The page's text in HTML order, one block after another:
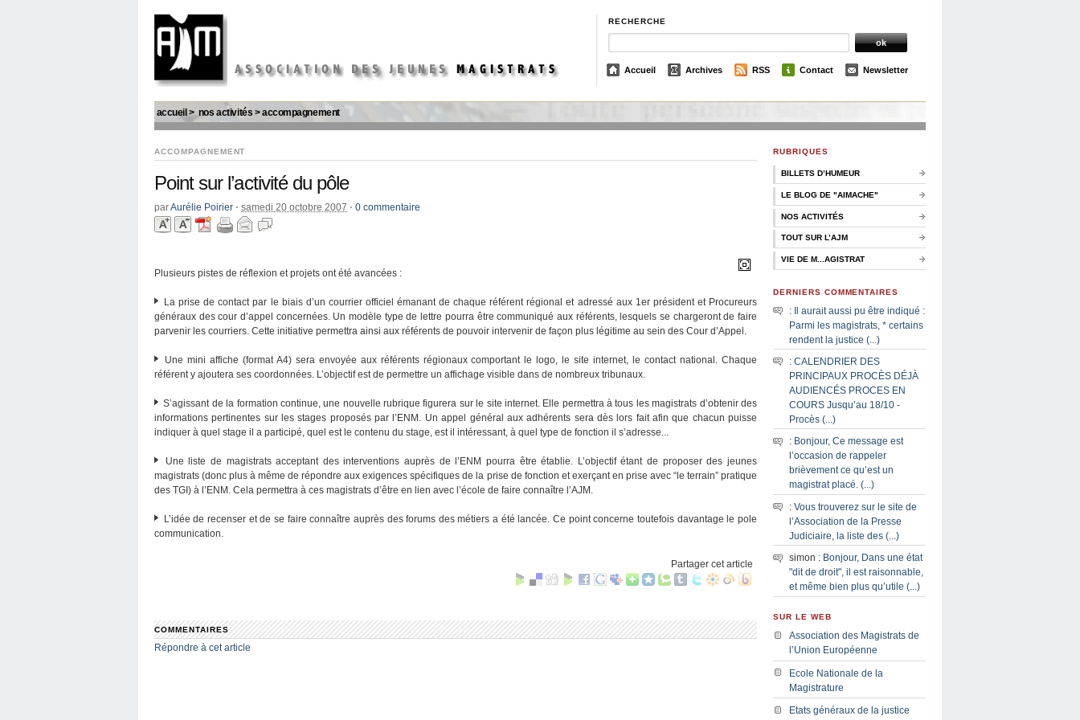
RECHERCHE
Accueil Archives RSS Contact Newsletter
accueil > nos activités >accompagnement
ACCOMPAGNEMENT
Point sur l’activité du pôle
parAurélie Poirier ⋅ samedi 20 octobre 2007 ⋅ 0 commentaire
Plusieurs pistes de réflexion et projets ont été avancées :
La prise de contact par le biais d’un courrier officiel émanant de chaque référent régional et adressé aux 1er président et Procureurs
généraux des cour d’appel concernées. Un modèle type de lettre pourra être communiqué aux référents, lesquels se chargeront de faire
parvenir les courriers. Cette initiative permettra ainsi aux référents de pouvoir intervenir de façon plus légitime au sein des Cour d’Appel.
Une mini affiche (format A4) sera envoyée aux référents régionaux comportant le logo, le site internet, le contact national. Chaque
référent y ajoutera ses coordonnées. L’objectif est de permettre un affichage visible dans de nombreux tribunaux.
S’agissant de la formation continue, une nouvelle rubrique figurera sur le site internet. Elle permettra à tous les magistrats d’obtenir des
informations pertinentes sur les stages proposés par l’ENM. Un appel général aux adhérents sera dès lors fait afin que chacun puisse
indiquer à quel stage il a participé, quel est le contenu du stage, est il intéressant, à quel type de fonction il s’adresse...
Une liste de magistrats acceptant des interventions auprès de l’ENM pourra être établie. L’objectif étant de proposer des jeunes
magistrats (donc plus à même de répondre aux exigences spécifiques de la prise de fonction et exerçant en prise avec “le terrain” pratique
des TGI) à l’ENM. Cela permettra à ces magistrats d’être en lien avec l’école de faire connaître l’AJM.
L’idée de recenser et de se faire connaître auprès des forums des métiers a été lancée. Ce point concerne toutefois davantage le pole
communication.
Partager cet article
COMMENTAIRES
Répondre à cet article
RUBRIQUES
BILLETS D’HUMEUR
LE BLOG DE "AIMACHE"
NOS ACTIVITÉS
TOUT SUR L’AJM
VIE DE M...AGISTRAT
DERNIERS COMMENTAIRES
: Il aurait aussi pu être indiqué :
Parmi les magistrats, * certains
rendent la justice (...)
: CALENDRIER DES
PRINCIPAUX PROCÈS DÉJÀ
AUDIENCÉS PROCES EN
COURS Jusqu’au 18/10 -
Procès (...)
: Bonjour, Ce message est
l’occasion de rappeler
brièvement ce qu’est un
magistrat placé. (...)
: Vous trouverez sur le site de
l’Association de la Presse
Judiciaire, la liste des (...)
simon : Bonjour, Dans une état
"dit de droit", il est raisonnable,
et même bien plus qu’utile (...)
SUR LE WEB
Association des Magistrats de
l’Union Européenne
Ecole Nationale de la
Magistrature
Etats généraux de la justice